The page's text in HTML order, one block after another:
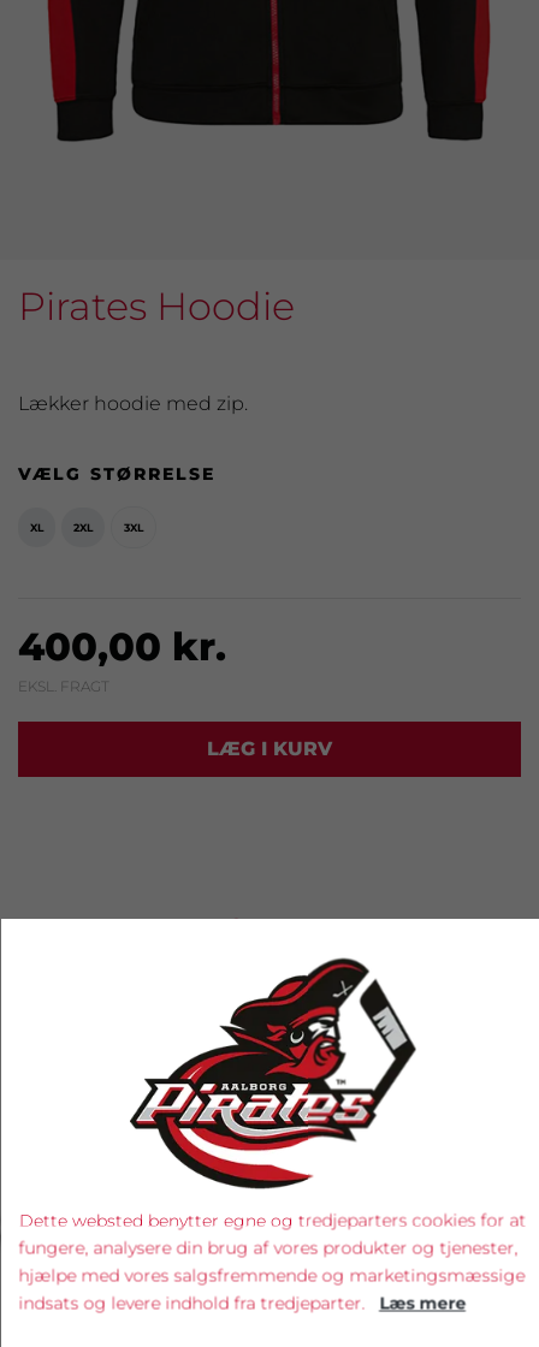
Pirates Hoodie
Lækker hoodie med zip.
VÆLG STØRRELSE
XL 2XL 3XL
400,00 kr.
EKSL. FRAGT
LÆG I KURV
RELATEREDE PRODUKTER
‹ ›
Dette websted benytter egne og tredjeparters cookies for at
fungere, analysere din brug af vores produkter og tjenester,
hjælpe med vores salgsfremmende og marketingsmæssige
indsats og levere indhold fra tredjeparter. Læs mere